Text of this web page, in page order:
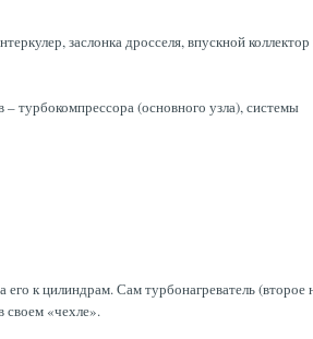
заслонка дросселя, впускной
турбокомпрессора (основного узла), системы
к цилиндрам. Сам турбонагреватель (второе
своем «чехле».